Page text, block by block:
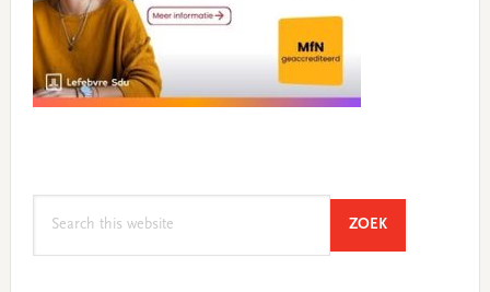
ZOEKSEARCH